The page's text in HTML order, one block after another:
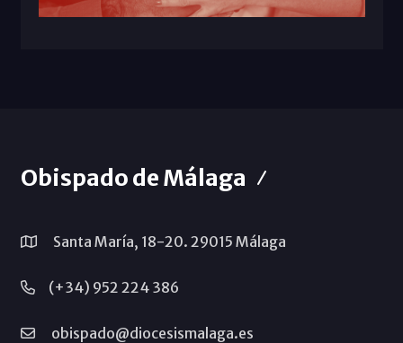
Obispado de Málaga
Santa María, 18-20. 29015 Málaga
(+34) 952 224 386
obispado@diocesismalaga.es